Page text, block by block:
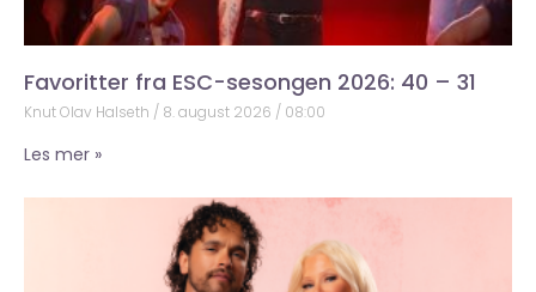
Favoritter fra ESC-sesongen 2026: 40 – 31
Knut Olav Halseth 8. august 2026 08:00
Les mer »